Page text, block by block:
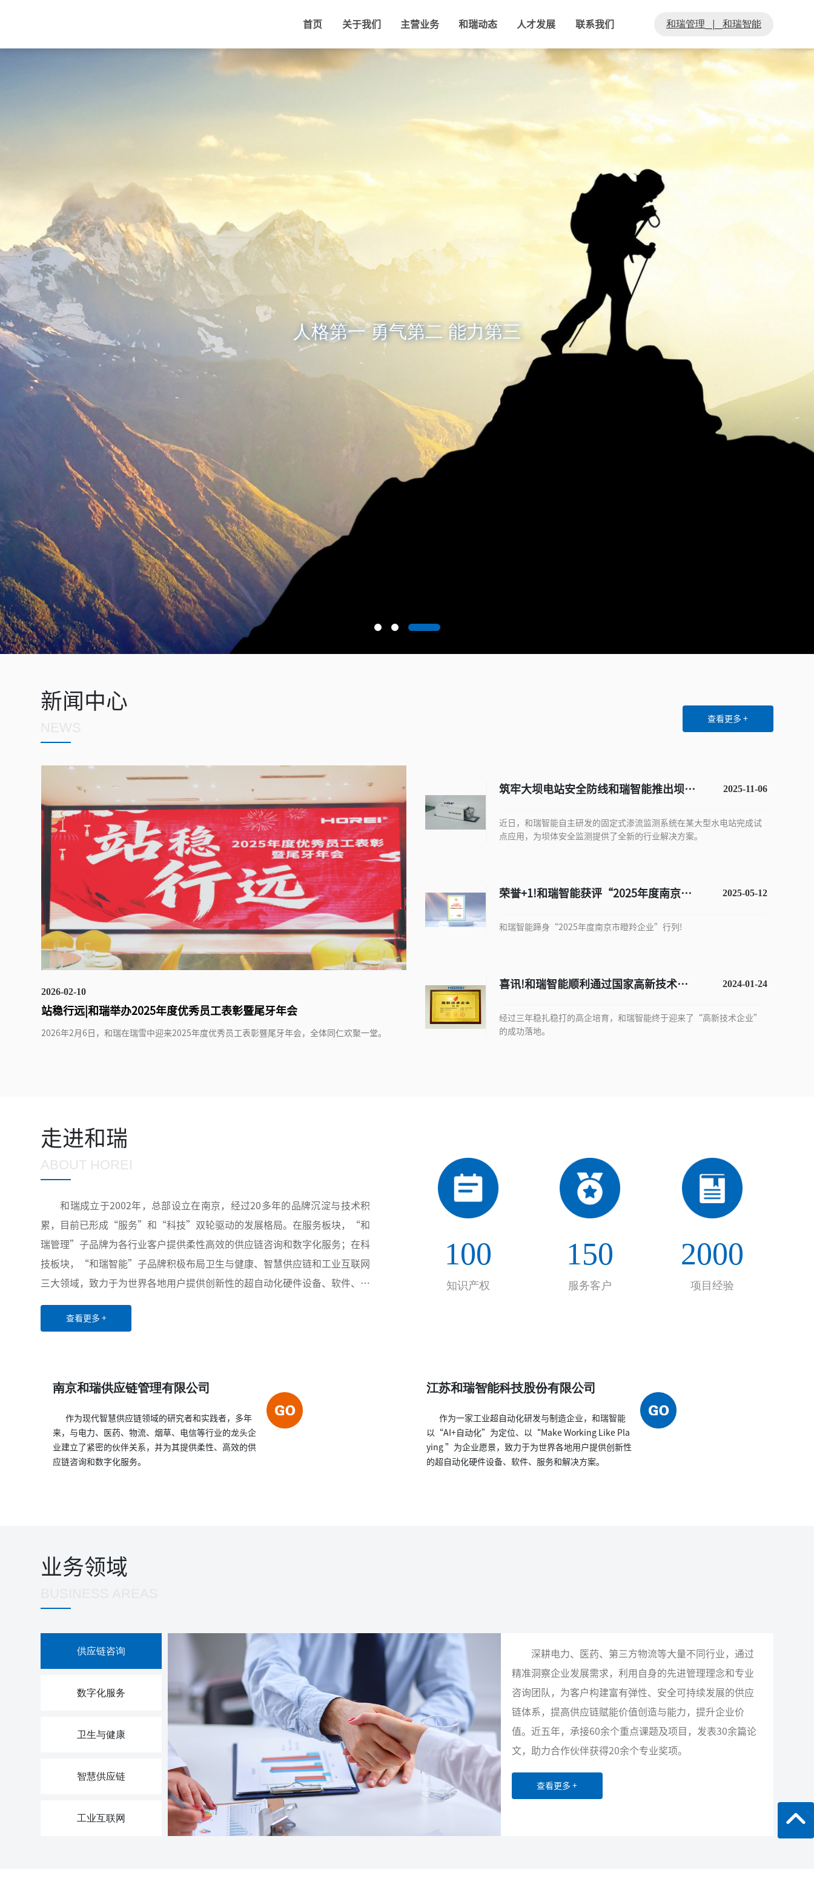
首页 关于我们 主营业务 和瑞动态 人才发展 联系我们 和瑞管理 和瑞智能
人格第一 勇气第二 能力第三
新闻中心
查看更多 +
2026-02-10
站稳行远|和瑞举办2025年度优秀员工表彰暨尾牙年会
2026年2月6日，和瑞在瑞雪中迎来2025年度优秀员工表彰暨尾牙年会，全体同仁欢聚一堂。
筑牢大坝电站安全防线和瑞智能推出坝体
2025-11-06
近日，和瑞智能自主研发的固定式渗流监测系统在某大型水电站完成试
点应用，为坝体安全监测提供了全新的行业解决方案。
荣誉+1!和瑞智能获评“2025年度南京市
2025-05-12
和瑞智能蹄身“2025年度南京市瞪羚企业”行列!
喜讯!和瑞智能顺利通过国家高新技术企
2024-01-24
经过三年稳扎稳打的高企培育，和瑞智能终于迎来了“高新技术企业”
的成功落地。
走进和瑞
ABOUT HOREI
和瑞成立于2002年，总部设立在南京，经过20多年的品牌沉淀与技术积
累，目前已形成“服务”和“科技”双轮驱动的发展格局。在服务板块，“和
瑞管理”子品牌为各行业客户提供柔性高效的供应链咨询和数字化服务；在科
技板块，“和瑞智能”子品牌积极布局卫生与健康、智慧供应链和工业互联网
三大领域，致力于为世界各地用户提供创新性的超自动化硬件设备、软件、服
质的售后服务，公司业务已覆盖全国20余个省份和直辖市，并与电力、医
查看更多 +
100
知识产权
150
服务客户
2000
项目经验
南京和瑞供应链管理有限公司
作为现代智慧供应链领域的研究者和实践者，多年
来，与电力、医药、物流、烟草、电信等行业的龙头企
业建立了紧密的伙伴关系，并为其提供柔性、高效的供
应链咨询和数字化服务。
江苏和瑞智能科技股份有限公司
作为一家工业超自动化研发与制造企业，和瑞智能
以“AI+自动化”为定位、以“Make Working Like Pla
ying ”为企业愿景，致力于为世界各地用户提供创新性
的超自动化硬件设备、软件、服务和解决方案。
业务领域
供应链咨询
数字化服务
卫生与健康
智慧供应链
工业互联网
深耕电力、医药、第三方物流等大量不同行业，通过
精准洞察企业发展需求，利用自身的先进管理理念和专业
咨询团队，为客户构建富有弹性、安全可持续发展的供应
链体系，提高供应链赋能价值创造与能力，提升企业价
值。近五年，承接60余个重点课题及项目，发表30余篇论
文，助力合作伙伴获得20余个专业奖项。
查看更多 +